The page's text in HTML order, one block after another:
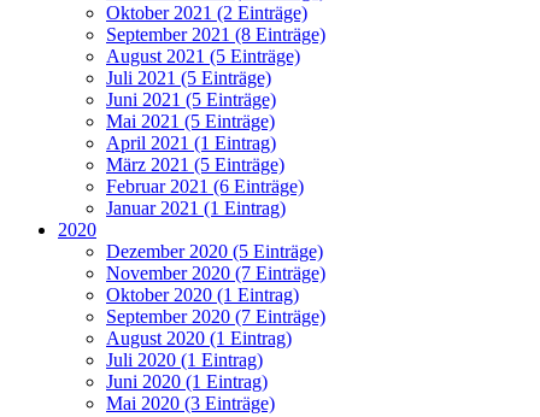
Oktober 2021 (2 Einträge)
September 2021 (8 Einträge)
August 2021 (5 Einträge)
Juli 2021 (5 Einträge)
Juni 2021 (5 Einträge)
Mai 2021 (5 Einträge)
April 2021 (1 Eintrag)
März 2021 (5 Einträge)
Februar 2021 (6 Einträge)
Januar 2021 (1 Eintrag)
2020
Dezember 2020 (5 Einträge)
November 2020 (7 Einträge)
Oktober 2020 (1 Eintrag)
September 2020 (7 Einträge)
August 2020 (1 Eintrag)
Juli 2020 (1 Eintrag)
Juni 2020 (1 Eintrag)
Mai 2020 (3 Einträge)